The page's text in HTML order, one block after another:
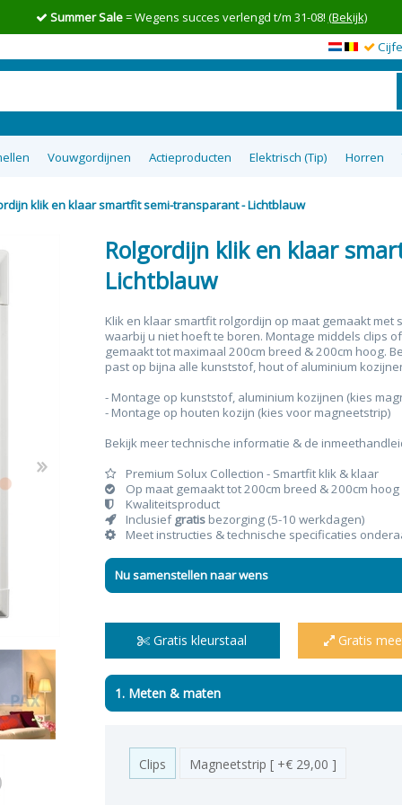
Summer Sale= Wegens succes verlengd t/m 31-08! (Bekijk)
Linnen gordijnen
Elektrische rolgordijnen
Vouwgordijnen Actieproducten Elektrisch (Tip) Horren
op maat
klik en klaar smartfit semi-transparant - Lichtblauw
Rolgordijn klik en klaar
Lichtblauw
Klik en klaar smartfit rolgordijn op maat gemaakt
waarbij u niet hoeft te boren. Montage middels clips
gemaakt tot maximaal 200cm breed & 200cm hoog.
past op bijna alle kunststof, hout of aluminium
- Montage op kunststof, aluminium kozijnen (kies
- Montage op houten kozijn (kies voor magneetstrip)
Bekijk meer technische informatie & de
Premium Solux Collection - Smartfit klik & klaar
Op maat gemaakt tot 200cm breed & 200cm hoog
Kwaliteitsproduct
Inclusiefgratisbezorging (5-10 werkdagen)
Meet instructies & technische specificaties
Nu samenstellen naar wens
Gratis kleurstaal Gratis
1. Meten & maten
Clips Magneetstrip [ +€ 29,00 ]